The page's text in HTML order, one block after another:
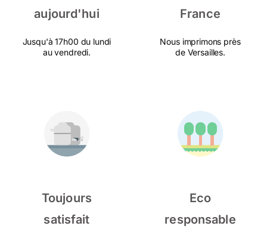
aujourd'hui
Jusqu'à 17h00 du lundi
au vendredi.
France
Nous imprimons près
de Versailles.
Toujours
satisfait
Eco
responsable